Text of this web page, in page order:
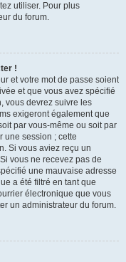
utiliser. Pour plus
du forum.
!
et votre mot de passe soient
et que vous avez spécifié
vous devrez suivre les
exigeront également que
par vous-même ou soit par
une session ; cette
Si vous aviez reçu un
vous ne recevez pas de
une mauvaise adresse
a été filtré en tant que
électronique que vous
un administrateur du forum.